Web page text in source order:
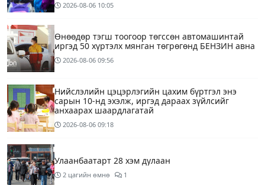
2026-08-06 10:05
Өнөөдөр тэгш тоогоор төгссөн автомашинтай
иргэд 50 хүртэлх мянган төгрөгөнд БЕНЗИН авна
2026-08-06 09:56
Нийслэлийн цэцэрлэгийн цахим бүртгэл энэ
сарын 10-нд эхэлж, иргэд дараах зүйлсийг
анхаарах шаардлагатай
2026-08-06 09:18
Улаанбаатарт 28 хэм дулаан
2 цагийн өмнө 1